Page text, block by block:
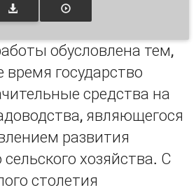
обусловлена тем,
время государство
средства на
являющегося
развития
сельского хозяйства. С
столетия